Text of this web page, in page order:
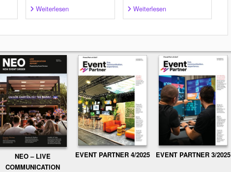
Weiterlesen Weiterlesen
NEO – LIVE
COMMUNICATION
EVENT PARTNER 4/2025 EVENT PARTNER 3/2025